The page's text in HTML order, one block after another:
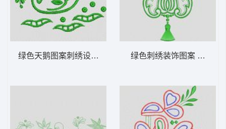
绿色天鹅图案刺绣设计 植物花型绿色刺绣装饰图案 植物花